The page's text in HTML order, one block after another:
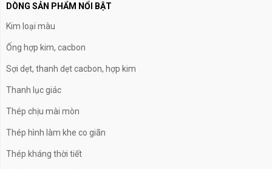
DÒNG SẢN PHẨM NỔI BẬT
Kim loại màu
Ống hợp kim, cacbon
Sợi dẹt, thanh dẹt cacbon, hợp kim
Thanh lục giác
Thép chịu mài mòn
Thép hình làm khe co giãn
Thép kháng thời tiết